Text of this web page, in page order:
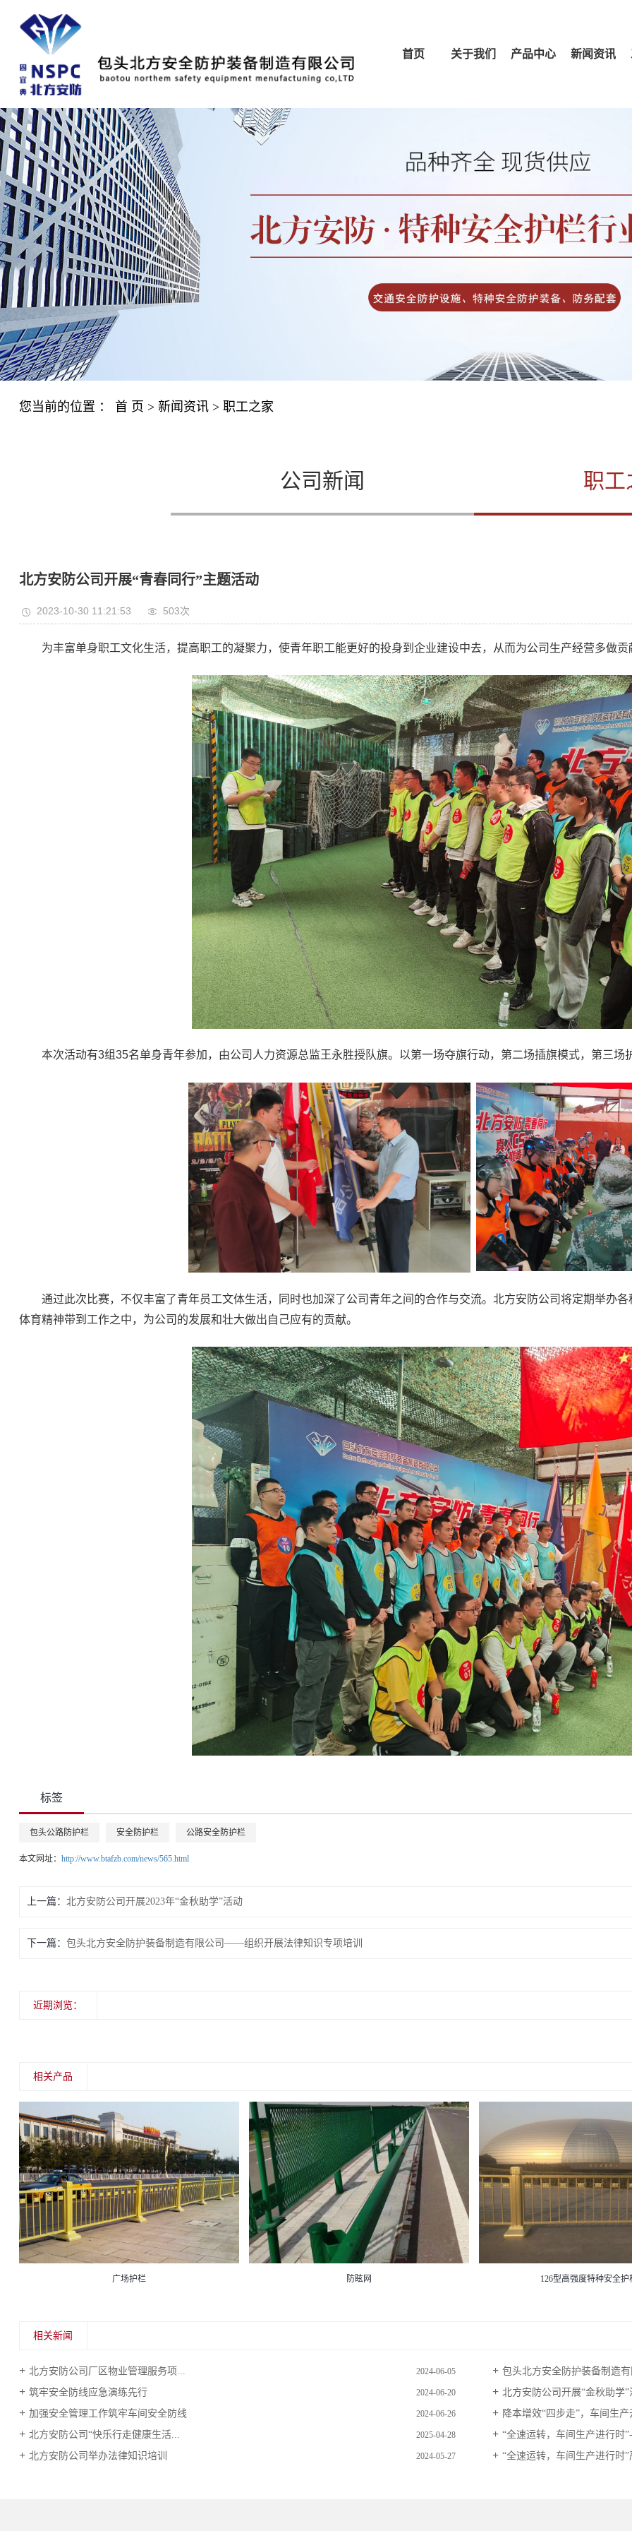
首页 关于我们 产品中心 新闻资讯
您当前的位置 ： 首 页 > 新闻资讯> 职工之家
公司新闻 职工
北方安防公司开展“青春同行”主题活动
2023-10-30 11:21:53 503次
为丰富单身职工文化生活，提高职工的凝聚力，使青年职工能更好的投身到企业建设中去，从而为公司生产经营多做贡
本次活动有3组35名单身青年参加，由公司人力资源总监王永胜授队旗。以第一场夺旗行动，第二场插旗模式，第三场
通过此次比赛，不仅丰富了青年员工文体生活，同时也加深了公司青年之间的合作与交流。北方安防公司将定期举办
体育精神带到工作之中，为公司的发展和壮大做出自己应有的贡献。
标签
包头公路防护栏 安全防护栏 公路安全防护栏
本文网址： http://www.btafzb.com/news/565.html
上一篇： 北方安防公司开展2023年“金秋助学”活动
下一篇： 包头北方安全防护装备制造有限公司——组织开展法律知识专项培训
近期浏览：
相关产品
广场护栏 防眩网 126型高强度特种安全护
相关新闻
北方安防公司厂区物业管理服务项... 2024-06-05
包头北方安全防护装备制造
筑牢安全防线应急演练先行
2024-06-20
北方安防公司开展“金秋助学”
加强安全管理工作筑牢车间安全防线
2024-06-26
降本增效“四步走”，车间生产
北方安防公司“快乐行走健康生活...
2025-04-28
“全速运转，车间生产进行时
北方安防公司举办法律知识培训
2024-05-27 “全速运转，车间生产进行时”